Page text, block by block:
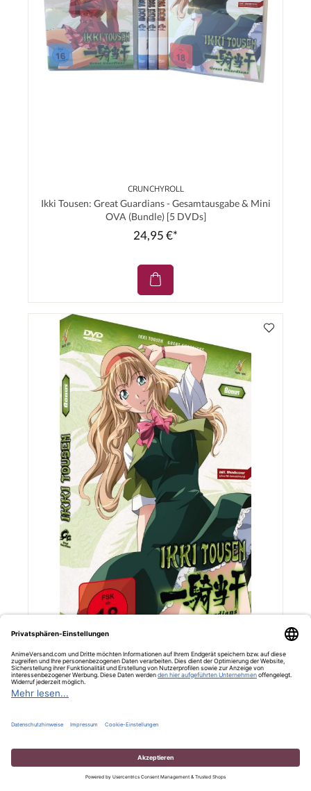
CRUNCHYROLL
Ikki Tousen: Great Guardians - Gesamtausgabe & Mini
OVA (Bundle) [5 DVDs]
24,95 €*
CRUNCHYROLL
Ikki Tousen: Great Guardians - Mini OVA [DVD]